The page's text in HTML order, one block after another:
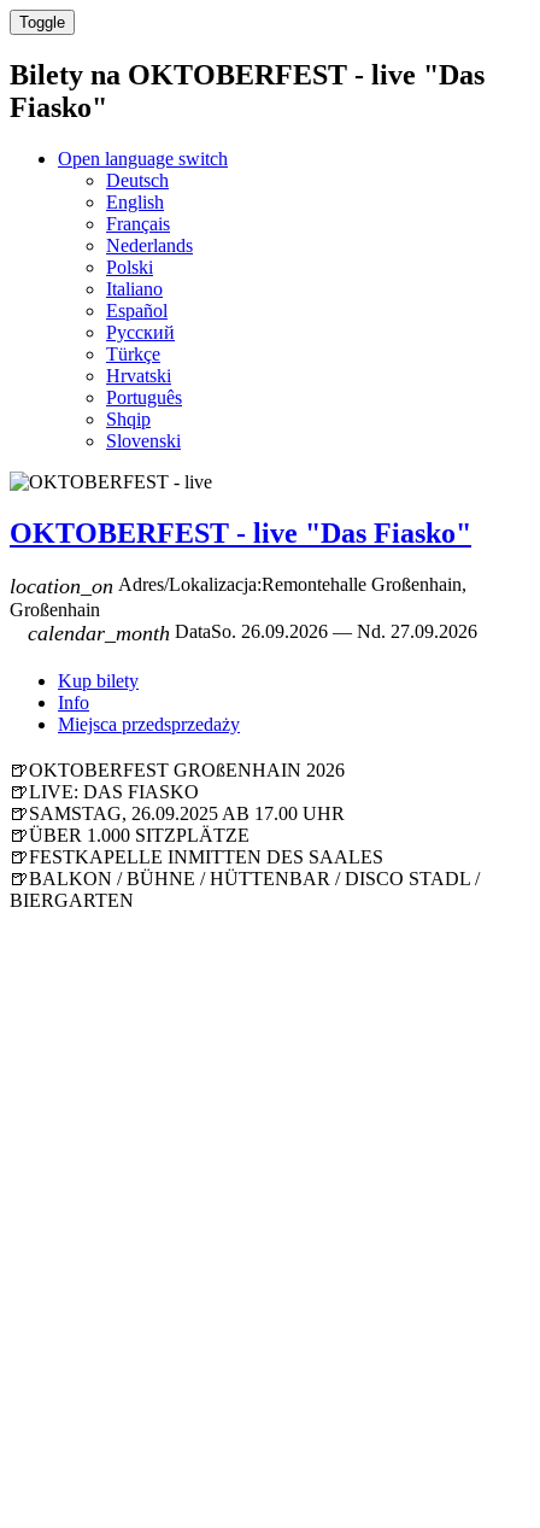
Toggle
Bilety na OKTOBERFEST - live "Das
Fiasko"
Open language switch
Deutsch
English
Français
Nederlands
Polski
Italiano
Español
Русский
Türkçe
Hrvatski
Português
Shqip
Slovenski
OKTOBERFEST - live "Das Fiasko"
location_on Adres/Lokalizacja:Remontehalle Großenhain,
Großenhain
calendar_month DataSo. 26.09.2026 — Nd. 27.09.2026
Kup bilety
Info
Miejsca przedsprzedaży
🍺OKTOBERFEST GROßENHAIN 2026
🍺LIVE: DAS FIASKO
🍺SAMSTAG, 26.09.2025 AB 17.00 UHR
🍺ÜBER 1.000 SITZPLÄTZE
🍺FESTKAPELLE INMITTEN DES SAALES
🍺BALKON / BÜHNE / HÜTTENBAR / DISCO STADL /
BIERGARTEN